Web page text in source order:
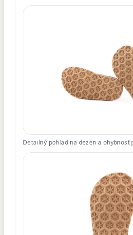
Detailný pohľad na dezén a ohybnosť